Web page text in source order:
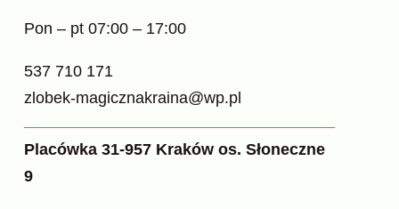
Pon – pt 07:00 – 17:00
537 710 171
zlobek-magicznakraina@wp.pl
Placówka 31-957 Kraków os. Słoneczne
9